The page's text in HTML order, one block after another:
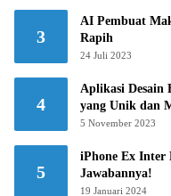
3
AI Pembuat
Rapih
24 Juli 2023
4
Aplikasi Desain
yang Unik dan
5 November 2023
5
iPhone Ex Inter
Jawabannya!
19 Januari 2024